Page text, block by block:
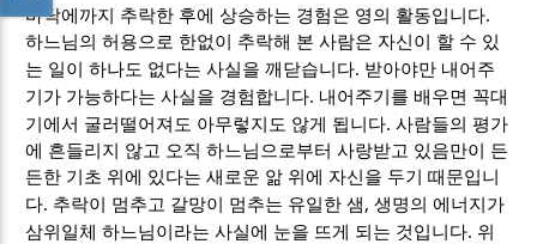
바닥에까지 추락한 후에 상승하는 경험은 영의 활동입니다.
하느님의 허용으로 한없이 추락해 본 사람은 자신이 할 수 있
는 일이 하나도 없다는 사실을 깨닫습니다. 받아야만 내어주
기가 가능하다는 사실을 경험합니다. 내어주기를 배우면 꼭대
기에서 굴러떨어져도 아무렇지도 않게 됩니다.사람들의 평가
에 흔들리지 않고 오직 하느님으로부터 사랑받고 있음만이 든
든한 기초 위에 있다는 새로운 앎 위에 자신을 두기 때문입니
다. 추락이 멈추고 갈망이 멈추는 유일한 샘,생명의 에너지가
삼위일체 하느님이라는 사실에 눈을 뜨게 되는 것입니다. 위